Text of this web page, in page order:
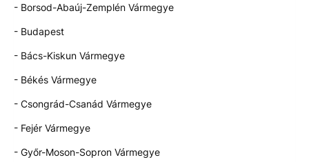
- Borsod-Abaúj-Zemplén Vármegye
- Budapest
- Bács-Kiskun Vármegye
- Békés Vármegye
- Csongrád-Csanád Vármegye
- Fejér Vármegye
- Győr-Moson-Sopron Vármegye